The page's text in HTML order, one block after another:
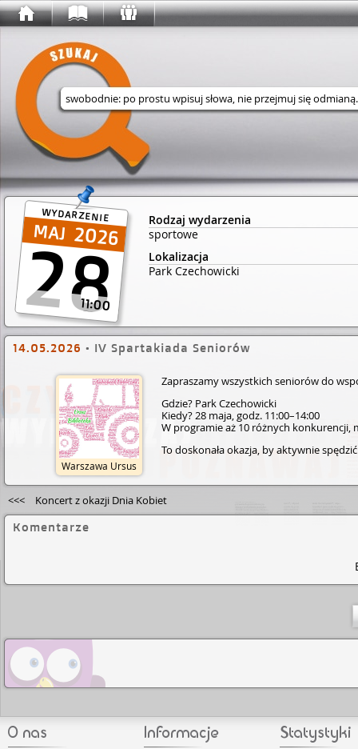
Wyszukaj w serwisie
Rodzaj wydarzenia
sportowe
Lokalizacja
Park Czechowicki
WYDARZENIE
2026
28
11:00
14.05.2026 • IV Spartakiada Seniorów
Warszawa Ursus
Zapraszamy wszystkich seniorów do
Gdzie? Park Czechowicki
Kiedy? 28 maja, godz. 11:00–14:00
W programie aż 10 różnych konkurencji,
To doskonała okazja, by aktywnie
<<< Koncert z okazji Dnia Kobiet
Komentarze